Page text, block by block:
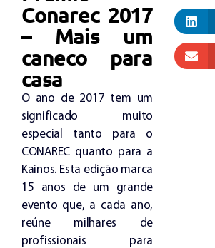
Conarec 2017
– Mais um
caneco para
casa
O ano de 2017 tem um
significado muito
especial tanto para o
CONAREC quanto para a
Kainos. Esta edição marca
15 anos de um grande
evento que, a cada ano,
reúne milhares de
profissionais para